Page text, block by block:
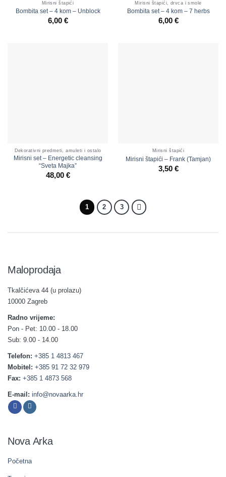
Mirisni štapići
Bombita set – 4 kom – Unblock
6,00 €
Mirisni štapići, drvca i smole
Bombita set – 4 kom – 7 herbs
6,00 €
Dekorativni predmeti, amuleti i ostalo
Mirisni set – Energetic cleansing
“Sveta Majka”
48,00 €
Mirisni štapići
Mirisni štapići – Frank (Tamjan)
3,50 €
1 2 3
Maloprodaja
Tkalčićeva 44 (u prolazu)
10000 Zagreb
Radno vrijeme:
Pon - Pet: 10.00 - 18.00
Sub: 9.00 - 14.00
Telefon: +385 1 4813 467
Mobitel: +385 91 72 32 979
Fax: +385 1 4873 568
E-mail: info@novaarka.hr
Nova Arka
Početna